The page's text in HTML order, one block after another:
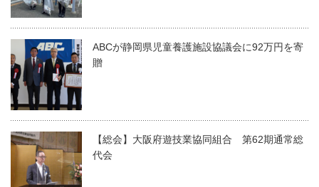
ABCが静岡県児童養護施設協議会に92万円を寄
贈
【総会】大阪府遊技業協同組合 第62期通常総
代会